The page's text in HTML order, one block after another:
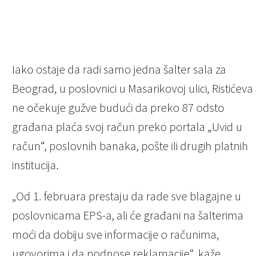
Iako ostaje da radi samo jedna šalter sala za
Beograd, u poslovnici u Masarikovoj ulici, Ristićeva
ne očekuje gužve budući da preko 87 odsto
građana plaća svoj račun preko portala „Uvid u
račun“, poslovnih banaka, pošte ili drugih platnih
institucija.
„Od 1. februara prestaju da rade sve blagajne u
poslovnicama EPS-a, ali će građani na šalterima
moći da dobiju sve informacije o računima,